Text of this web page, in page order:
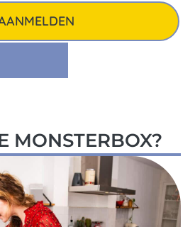
MONSTERBOX?